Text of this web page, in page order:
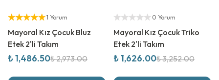
Yetkili Satıcı
1 Yorum
Mayoral Kız Çocuk Bluz
Etek 2'li Takım
₺ 1,486.50₺ 2,973.00
Yetkili Satıcı
0 Yorum
Mayoral Kız Çocuk Triko
Etek 2'li Takım
₺ 1,626.00₺ 3,252.00